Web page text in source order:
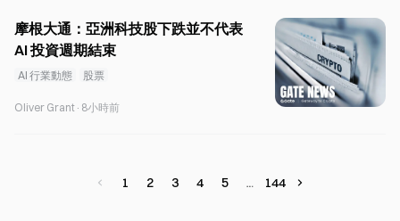
摩根大通：亞洲科技股下跌並不代表
AI 投資週期結束
AI 行業動態 股票
Oliver Grant · 8小時前
1 2 3 4 5 144